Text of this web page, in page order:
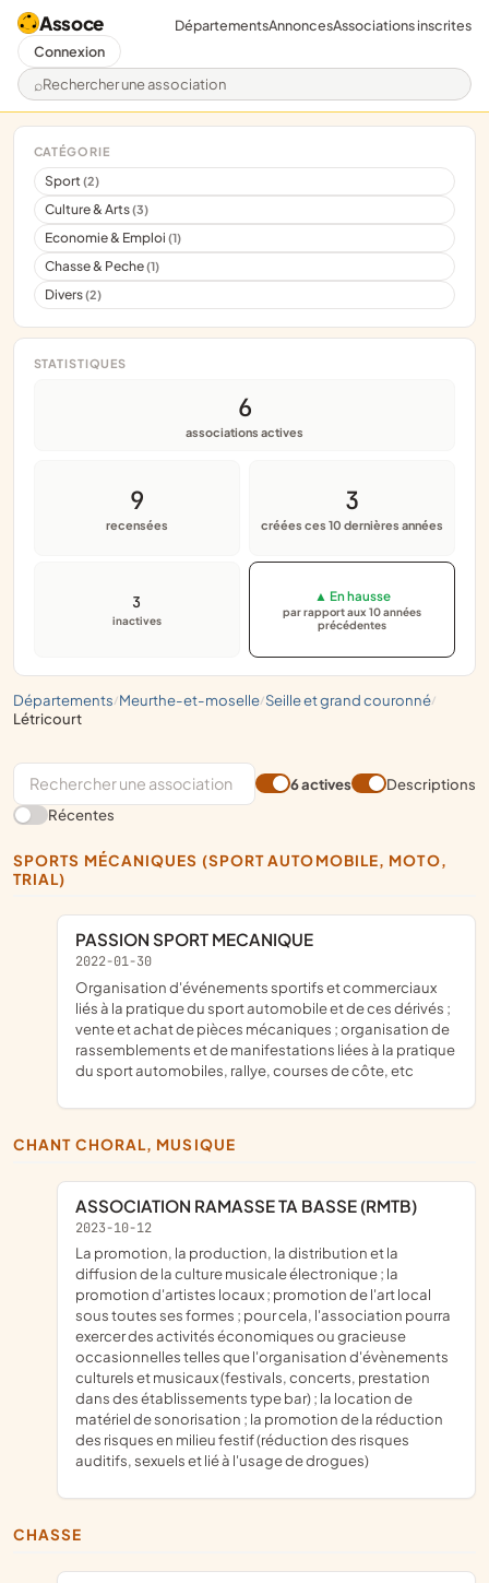
Assoce
Rechercher une association
DépartementsAnnoncesAssociations inscrites
Connexion
départements/ meurthe-et-moselle/ seille et grand couronné/
létricourt
CATÉGORIE
Sport(2)
Culture & Arts(3)
Economie & Emploi(1)
Chasse & Peche(1)
Divers(2)
STATISTIQUES
6
associations actives
9
recensées
3
créées ces 10 dernières années
3
inactives
▲ En hausse
par rapport aux 10 années
précédentes
6 actives
Descriptions
Récentes
SPORTS MÉCANIQUES (SPORT AUTOMOBILE, MOTO,
TRIAL)
PASSION SPORT MECANIQUE
2022-01-30
organisation d'événements sportifs et commerciaux
liés à la pratique du sport automobile et de ces dérivés ;
vente et achat de pièces mécaniques ; organisation de
rassemblements et de manifestations liées à la pratique
du sport automobiles, rallye, courses de côte, etc
CHANT CHORAL, MUSIQUE
ASSOCIATION RAMASSE TA BASSE (RMTB)
2023-10-12
la promotion, la production, la distribution et la
diffusion de la culture musicale électronique ; la
promotion d'artistes locaux ; promotion de l'art local
sous toutes ses formes ; pour cela, l'association pourra
exercer des activités économiques ou gracieuse
occasionnelles telles que l'organisation d'évènements
culturels et musicaux (festivals, concerts, prestation
dans des établissements type bar) ; la location de
matériel de sonorisation ; la promotion de la réduction
des risques en milieu festif (réduction des risques
auditifs, sexuels et lié à l'usage de drogues)
CHASSE